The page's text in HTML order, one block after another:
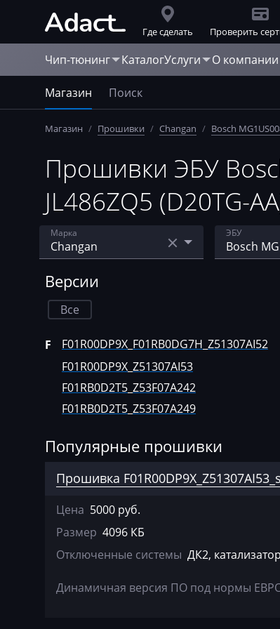
Где сделать Проверить
Чип-тюнинг КаталогУслуги О компании
Магазин Поиск
Магазин / Прошивки / Changan / Bosch
Прошивки ЭБУ
JL486ZQ5 (D20TG-
Марка
Acura
AebiSchmidt
Agrifac
Alfa Romeo
Artec
AshokLeyland
Atlas
Audi
AVR
ЭБУ
Bosch
Версии
Все
F
F01R00DP9X_F01RB0DG7H_Z51307AI52
F01R00DP9X_Z51307AI53
F01RB0D2T5_Z53F07A242
F01RB0D2T5_Z53F07A249
Популярные прошивки
Прошивка
Цена 5000 руб.
Размер 4096 КБ
Отключенные системы ДК2, катализатор
Динамичная версия ПО под нормы